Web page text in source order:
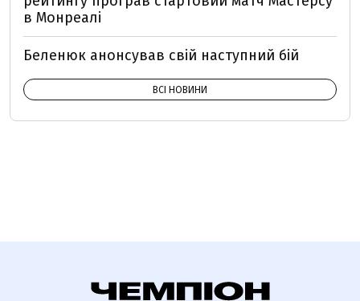
в Монреалі
Беленюк анонсував свій наступний бій
ВСІ НОВИНИ